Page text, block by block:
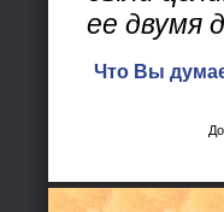
ее двумя
Что Вы